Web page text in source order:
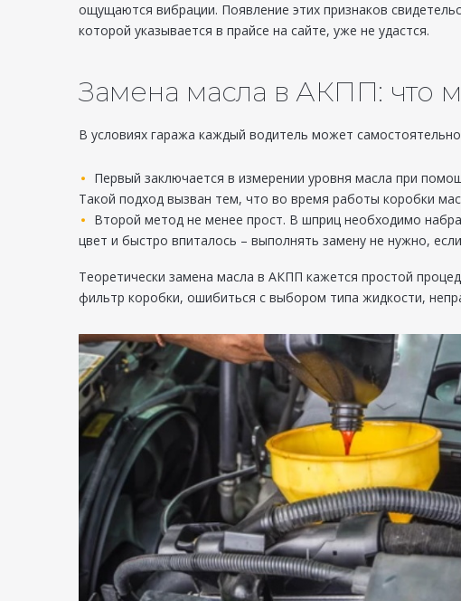
ощущаются вибрации. Появление этих признаков
которой указывается в прайсе на сайте, уже не удастся.
Замена масла в АКПП: что
В условиях гаража каждый водитель может
Первый заключается в измерении уровня масла при
Такой подход вызван тем, что во время работы коробки
Второй метод не менее прост. В шприц необходимо
цвет и быстро впиталось – выполнять замену не нужно,
Теоретически замена масла в АКПП кажется простой
фильтр коробки, ошибиться с выбором типа жидкости,